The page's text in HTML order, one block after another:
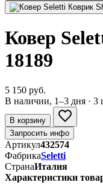
Ковер
18189
5 150 руб.
В наличии, 1–3 дня · 3
В корзину
Запросить инфо
Артикул432574
ФабрикаSeletti
СтранаИталия
Характеристики